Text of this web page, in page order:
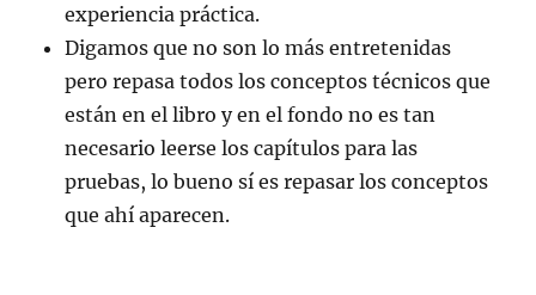
experiencia práctica.
Digamos que no son lo más entretenidas
pero repasa todos los conceptos técnicos que
están en el libro y en el fondo no es tan
necesario leerse los capítulos para las
pruebas, lo bueno sí es repasar los conceptos
que ahí aparecen.